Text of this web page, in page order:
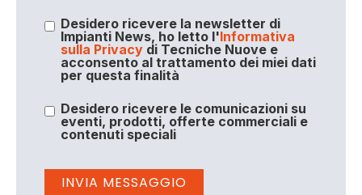
Desidero ricevere la newsletter di
Impianti News, ho letto l'Informativa
sulla Privacydi Tecniche Nuove e
acconsento al trattamento dei miei dati
per questa finalità
Desidero ricevere le comunicazioni su
eventi, prodotti, offerte commerciali e
contenuti speciali